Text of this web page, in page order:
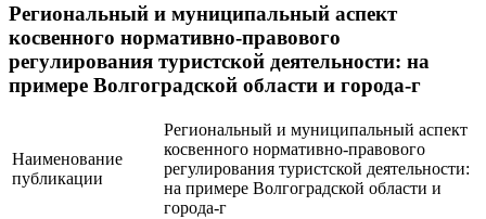
Региональный и муниципальный аспект
косвенного нормативно-правового
регулирования туристской деятельности: на
примере Волгоградской области и города-г
Наименование
публикации
Региональный и муниципальный аспект
косвенного нормативно-правового
регулирования туристской деятельности:
на примере Волгоградской области и
города-г